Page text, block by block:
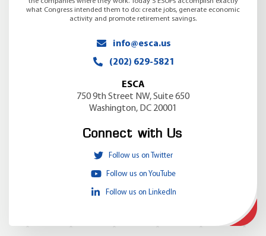
what Congress intended them to do: create jobs, generate economic
activity and promote retirement savings.
info@esca.us
(202) 629-5821
ESCA
750 9th Street NW, Suite 650
Washington, DC 20001
Connect with Us
Follow us on Twitter
Follow us on YouTube
Follow us on LinkedIn